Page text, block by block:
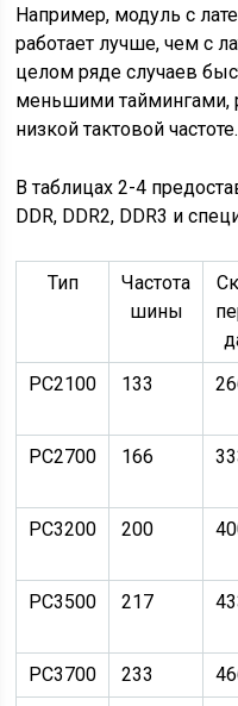
Например, модуль с
работает лучше, чем с
целом ряде случаев
меньшими таймингами,
низкой тактовой частоте.
В таблицах 2-4
DDR, DDR2, DDR3 и
Тип
Частота
шины
PC2100 133
PC2700
166
PC3200
200
PC3500
217
PC3700
233